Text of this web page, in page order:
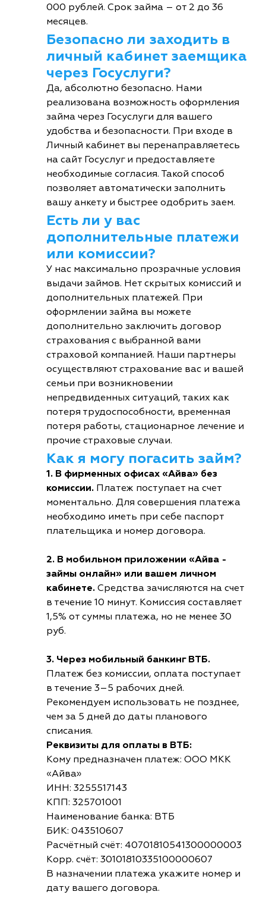
000 рублей. Срок займа – от 2 до 36
месяцев.
Безопасно ли заходить в
личный кабинет заемщика
через Госуслуги?
Да, абсолютно безопасно. Нами
реализована возможность оформления
займа через Госуслуги для вашего
удобства и безопасности. При входе в
Личный кабинет вы перенаправляетесь
на сайт Госуслуг и предоставляете
необходимые согласия. Такой способ
позволяет автоматически заполнить
вашу анкету и быстрее одобрить заем.
Есть ли у вас
дополнительные платежи
или комиссии?
У нас максимально прозрачные условия
выдачи займов. Нет скрытых комиссий и
дополнительных платежей. При
оформлении займа вы можете
дополнительно заключить договор
страхования с выбранной вами
страховой компанией. Наши партнеры
осуществляют страхование вас и вашей
семьи при возникновении
непредвиденных ситуаций, таких как
потеря трудоспособности, временная
потеря работы, стационарное лечение и
прочие страховые случаи.
Как я могу погасить займ?
1. В фирменных офисах «Айва» без
комиссии. Платеж поступает на счет
моментально. Для совершения платежа
необходимо иметь при себе паспорт
плательщика и номер договора.
2. В мобильном приложении «Айва -
займы онлайн» или вашем личном
кабинете. Средства зачисляются на счет
в течение 10 минут. Комиссия составляет
1,5% от суммы платежа, но не менее 30
руб.
3. Через мобильный банкинг ВТБ.
Платеж без комиссии, оплата поступает
в течение 3–5 рабочих дней.
Рекомендуем использовать не позднее,
чем за 5 дней до даты планового
списания.
Реквизиты для оплаты в ВТБ:
Кому предназначен платеж: ООО МКК
«Айва»
ИНН: 3255517143
КПП: 325701001
Наименование банка: ВТБ
БИК: 043510607
Расчётный счёт: 40701810541300000003
Корр. счёт: 30101810335100000607
В назначении платежа укажите номер и
дату вашего договора.